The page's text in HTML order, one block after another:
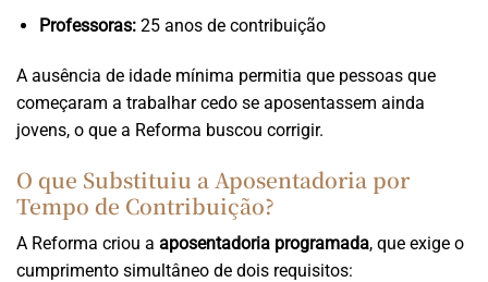
Professoras:25 anos de contribuição
A ausência de idade mínima permitia que pessoas que
começaram a trabalhar cedo se aposentassem ainda
jovens, o que a Reforma buscou corrigir.
O que Substituiu a Aposentadoria por
Tempo de Contribuição?
A Reforma criou a aposentadoria programada, que exige o
cumprimento simultâneo de dois requisitos: